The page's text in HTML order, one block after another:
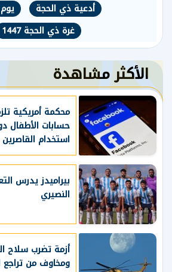
أدعية ذي الحجة
غرة ذي الحجة 1447
الأكثر مشاهدة
محكمة أمريكية
استخدام
بيراميدز يدرس
النصيري
أزمة تضرب سلاح
ومخاوف من تراجع